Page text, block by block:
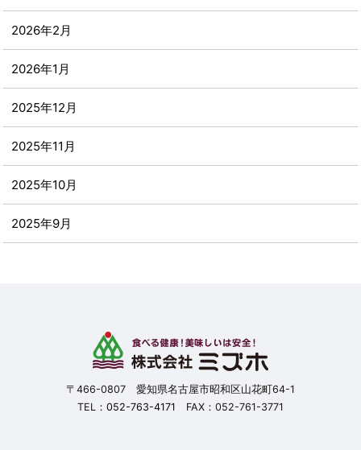
2026年2月
2026年1月
2025年12月
2025年11月
2025年10月
2025年9月
〒466-0807 愛知県名古屋市昭和区山花町64-1
TEL： 052-763-4171 FAX：052-761-3771